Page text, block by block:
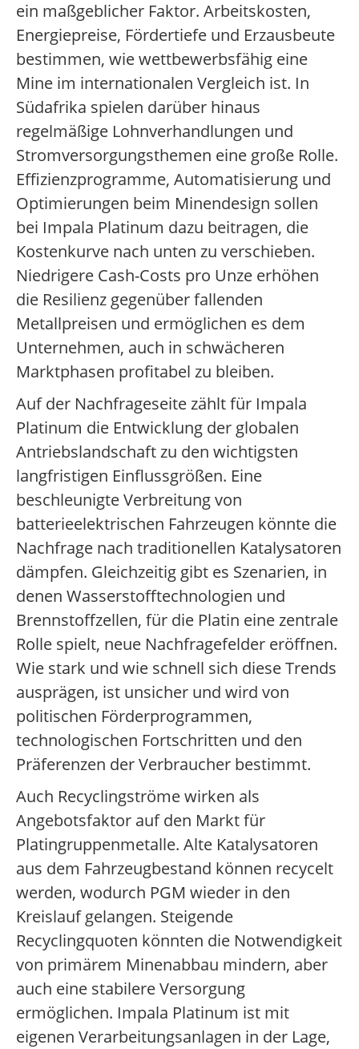
ein maßgeblicher Faktor. Arbeitskosten,
Energiepreise, Fördertiefe und Erzausbeute
bestimmen, wie wettbewerbsfähig eine
Mine im internationalen Vergleich ist. In
Südafrika spielen darüber hinaus
regelmäßige Lohnverhandlungen und
Stromversorgungsthemen eine große Rolle.
Effizienzprogramme, Automatisierung und
Optimierungen beim Minendesign sollen
bei Impala Platinum dazu beitragen, die
Kostenkurve nach unten zu verschieben.
Niedrigere Cash-Costs pro Unze erhöhen
die Resilienz gegenüber fallenden
Metallpreisen und ermöglichen es dem
Unternehmen, auch in schwächeren
Marktphasen profitabel zu bleiben.
Auf der Nachfrageseite zählt für Impala
Platinum die Entwicklung der globalen
Antriebslandschaft zu den wichtigsten
langfristigen Einflussgrößen. Eine
beschleunigte Verbreitung von
batterieelektrischen Fahrzeugen könnte die
Nachfrage nach traditionellen Katalysatoren
dämpfen. Gleichzeitig gibt es Szenarien, in
denen Wasserstofftechnologien und
Brennstoffzellen, für die Platin eine zentrale
Rolle spielt, neue Nachfragefelder eröffnen.
Wie stark und wie schnell sich diese Trends
ausprägen, ist unsicher und wird von
politischen Förderprogrammen,
technologischen Fortschritten und den
Präferenzen der Verbraucher bestimmt.
Auch Recyclingströme wirken als
Angebotsfaktor auf den Markt für
Platingruppenmetalle. Alte Katalysatoren
aus dem Fahrzeugbestand können recycelt
werden, wodurch PGM wieder in den
Kreislauf gelangen. Steigende
Recyclingquoten könnten die Notwendigkeit
von primärem Minenabbau mindern, aber
auch eine stabilere Versorgung
ermöglichen. Impala Platinum ist mit
eigenen Verarbeitungsanlagen in der Lage,